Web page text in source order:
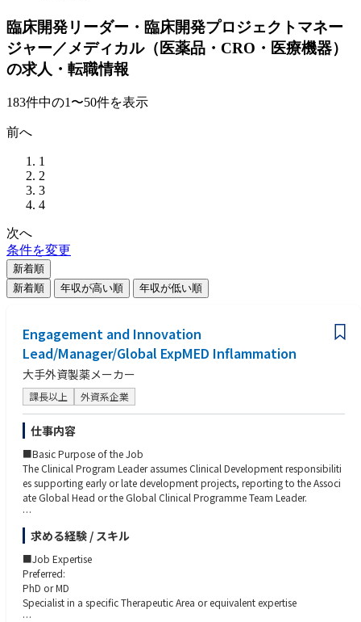
臨床開発リーダー・臨床開発プロジェクトマネー
ジャー／メディカル（医薬品・CRO・医療機器）
の求人・転職情報
183件中の1〜50件を表示
前へ
1
2
3
4
次へ
条件を変更
新着順
新着順
年収が高い順 年収が低い順
Engagement and Innovation
Lead/Manager/Global ExpMED Inflammation
大手外資製薬メーカー
課長以上 外資系企業
仕事内容
■Basic Purpose of the Job
The Clinical Program Leader assumes Clinical Development responsibiliti
es supporting early or late development projects, reporting to the Associ
ate Global Head or the Global Clinical Programme Team Leader.
The Clinical Program Leader has a medical leadership role for a project o
r a portion of a project in clinical development, usually at Start of Develo
pment through Phase I–III.
The Clinical Program Leader provides medical/scientific, technical, and
managerial direction to plans, programs, and procedures within project
and indication areas to effectively develop new compounds and/or opti
求める経験 / スキル
■Job Expertise
Preferred:
PhD or MD
Specialist in a specific Therapeutic Area or equivalent expertise